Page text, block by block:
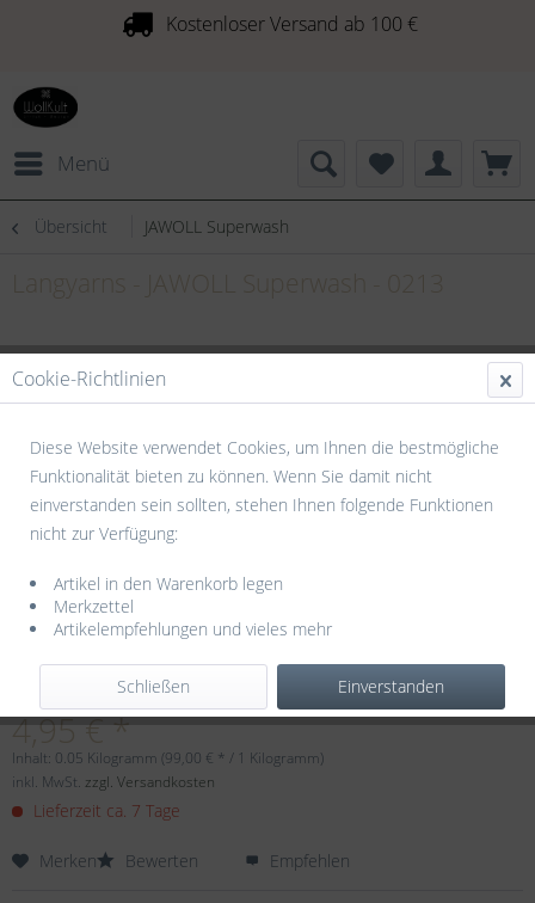
Kostenloser Versand ab 100 €
Menü
Übersicht JAWOLL Superwash
Dieser Artikel steht derzeit nicht zur Verfügung!
4,95 € *
Inhalt: 0.05 Kilogramm (99,00 € * / 1 Kilogramm)
inkl. MwSt. zzgl. Versandkosten
Lieferzeit ca. 7 Tage
Merken Bewerten Empfehlen
Cookie-Richtlinien
Diese Website verwendet Cookies, um Ihnen die bestmögliche
Funktionalität bieten zu können. Wenn Sie damit nicht
einverstanden sein sollten, stehen Ihnen folgende Funktionen
nicht zur Verfügung:
Artikel in den Warenkorb legen
Merkzettel
Artikelempfehlungen und vieles mehr
Einverstanden
Schließen